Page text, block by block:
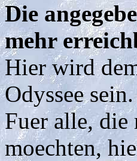
Die
mehr
Hier wird
Odyssee sein.
Fuer alle, die
moechten,